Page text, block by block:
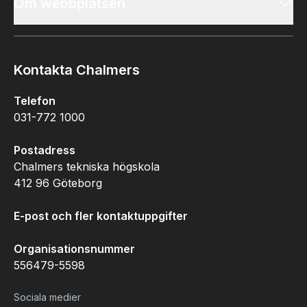
Kontakta Chalmers
Telefon
031-772 1000
Postadress
Chalmers tekniska högskola
412 96 Göteborg
E-post och fler kontaktuppgifter
Organisationsnummer
556479-5598
Sociala medier